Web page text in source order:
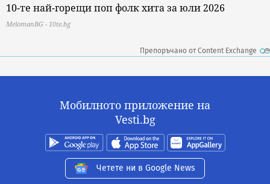
10-те най-горещи поп фолк хита за юли 2026
MelomanBG - 10te.bg
Препоръчано от Content Exchange
Мобилното приложение на
Vesti.bg
Четете ни в Google News